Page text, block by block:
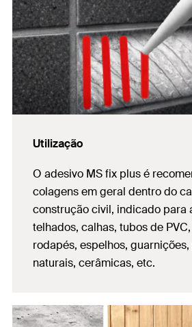
Utilização
O adesivo MS fix plus é
colagens em geral dentro do
construção civil, indicado para
telhados, calhas, tubos de
rodapés, espelhos,
naturais, cerâmicas, etc.